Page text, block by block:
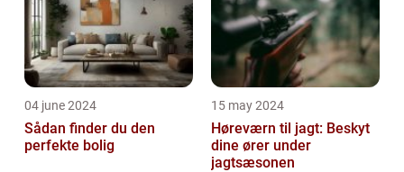
04 june 2024
Sådan finder du den
perfekte bolig
15 may 2024
Høreværn til jagt: Beskyt
dine ører under
jagtsæsonen